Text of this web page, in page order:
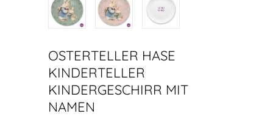
OSTERTELLER HASE
KINDERTELLER
KINDERGESCHIRR MIT
NAMEN